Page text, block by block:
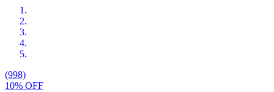
(998)
10% OFF